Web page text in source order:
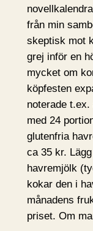
från min
skeptisk mot
grej inför en
mycket om
köpfesten
noterade
med 24
glutenfria
ca 35 kr.
havremjölk
kokar den i
månadens
priset. Om